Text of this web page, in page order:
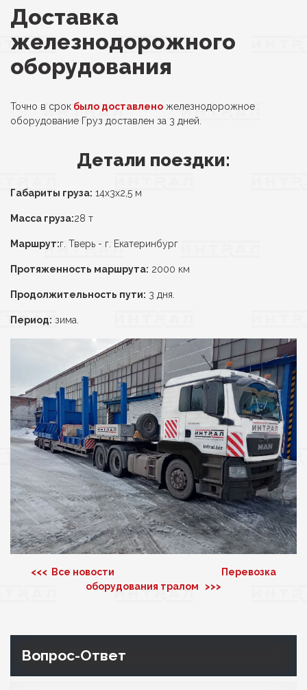
Доставка
железнодорожного
оборудования
Точно в срок было доставлено железнодорожное
оборудование Груз доставлен за 3 дней.
Детали поездки:
Габариты груза: 14х3х2,5 м
Масса груза:28 т
Маршрут:г. Тверь - г. Екатеринбург
Протяженность маршрута: 2000 км
Продолжительность пути: 3 дня.
Период: зима.
<<< Все новости
Перевозка
оборудования тралом >>>
Вопрос-Ответ